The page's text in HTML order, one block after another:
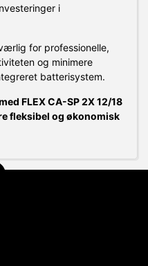
i
for professionelle,
og minimere
batterisystem.
FLEX CA-SP 2X 12/18
fleksibel og økonomisk